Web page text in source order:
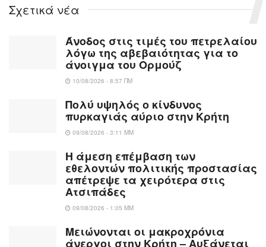
Σχετικά νέα
Άνοδος στις τιμές του πετρελαίου
λόγω της αβεβαιότητας για το
άνοιγμα του Ορμούζ
10/08/2026 - 8:57 ΠΜ
Πολύ υψηλός ο κίνδυνος
πυρκαγιάς αύριο στην Κρήτη
09/08/2026 - 3:11 ΜΜ
Η άμεση επέμβαση των
εθελοντών πολιτικής προστασίας
απέτρεψε τα χειρότερα στις
Aτσιπάδες
09/08/2026 - 1:05 ΜΜ
Μειώνονται οι μακροχρόνια
άνεργοι στην Κρήτη – Αυξάνεται